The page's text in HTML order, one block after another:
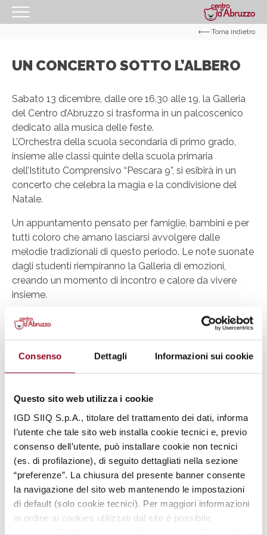
Consenso Dettagli Informazioni sui cookie
Questo sito web utilizza i cookie
IGD SIIQ S.p.A., titolare del trattamento dei dati, informa
l’utente che tale sito web installa cookie tecnici e, previo
consenso dell’utente, può installare cookie non tecnici
(es. di profilazione), di seguito dettagliati nella sezione
“preferenze”. La chiusura del presente banner consente
la navigazione del sito web mantenendo le impostazioni
di default (solo cookie tecnici). Per maggiori informazioni
in ordine ai cookies utilizzati dal sito è possibile
IL CENTRO
COME RAGGIUNGERCI
PROMOZIONI
NEGOZI
GIFT CARD
EVENTI
I NOSTRI SERVIZI
IL TUO BUSINESS AL CENTRO
CONTATTI
Torna indietro
13 dicembre
UN CONCERTO SOTTO L’ALBERO
Sabato 13 dicembre, dalle ore 16.30 alle 19, la Galleria
del Centro d’Abruzzo si trasforma in un palcoscenico
dedicato alla musica delle feste.
L’Orchestra della scuola secondaria di primo grado,
insieme alle classi quinte della scuola primaria
dell’Istituto Comprensivo “Pescara 9”, si esibirà in un
concerto che celebra la magia e la condivisione del
Natale.
Un appuntamento pensato per famiglie, bambini e per
tutti coloro che amano lasciarsi avvolgere dalle
melodie tradizionali di questo periodo. Le note suonate
dagli studenti riempiranno la Galleria di emozioni,
creando un momento di incontro e calore da vivere
insieme.
Il Centro d’Abruzzo invita tutti a partecipare e a
immergersi nell’atmosfera delle feste.